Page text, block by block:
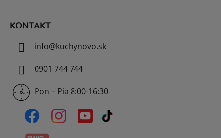
KONTAKT
info@kuchynovo.sk
0901 744 744
Pon – Pia 8:00-16:30